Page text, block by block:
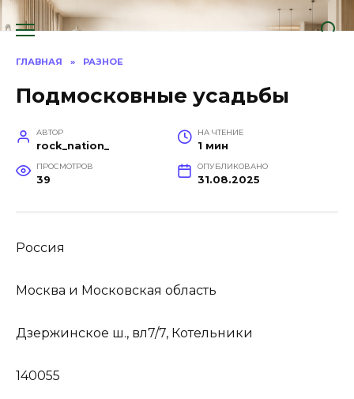
Перейти
к
ГЛАВНАЯ » РАЗНОЕ
Подмосковные усадьбы
АВТОР
rock_nation_
НА ЧТЕНИЕ
1 мин
ПРОСМОТРОВ
39
ОПУБЛИКОВАНО
31.08.2025
Россия
Москва и Московская область
Дзержинское ш., вл7/7, Котельники
140055